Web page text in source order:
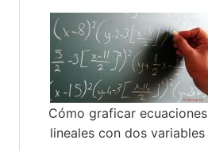
Cómo graficar ecuaciones
lineales con dos variables